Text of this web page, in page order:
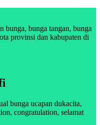
bunga, bunga tangan, bunga
provinsi dan kabupaten di
bunga ucapan dukacita,
congratulation, selamat